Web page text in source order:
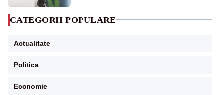
CATEGORII POPULARE
Actualitate
Politica
Economie